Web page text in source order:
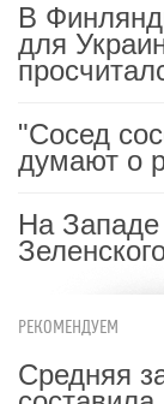
В
для
"Сосед
думают о
На
РЕКОМЕНДУЕМ
Средняя